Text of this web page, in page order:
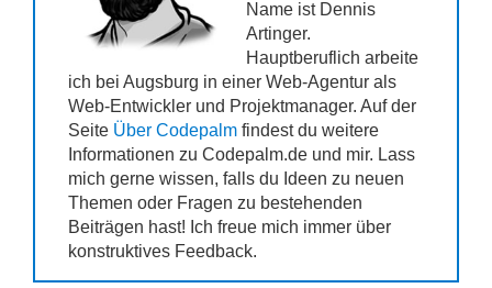
Name ist Dennis
Artinger.
Hauptberuflich arbeite
ich bei Augsburg in einer Web-Agentur als
Web-Entwickler und Projektmanager. Auf der
Seite Über Codepalm findest du weitere
Informationen zu Codepalm.de und mir. Lass
mich gerne wissen, falls du Ideen zu neuen
Themen oder Fragen zu bestehenden
Beiträgen hast! Ich freue mich immer über
konstruktives Feedback.